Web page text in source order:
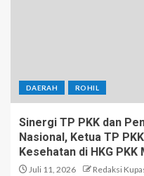
DAERAH ROHIL
Sinergi TP PKK dan
Nasional, Ketua TP
Kesehatan di HKG PKK
Juli 11, 2026 Redaksi